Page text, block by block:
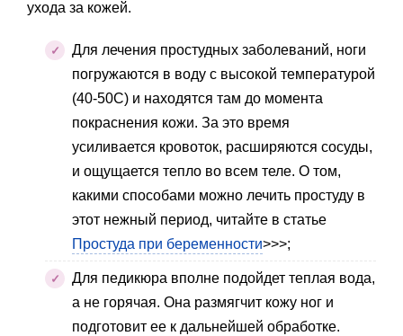
ухода за кожей.
Для лечения простудных заболеваний, ноги
погружаются в воду с высокой температурой
(40-50С) и находятся там до момента
покраснения кожи. За это время
усиливается кровоток, расширяются сосуды,
и ощущается тепло во всем теле. О том,
какими способами можно лечить простуду в
этот нежный период, читайте в статье
Простуда при беременности>>>;
Для педикюра вполне подойдет теплая вода,
а не горячая. Она размягчит кожу ног и
подготовит ее к дальнейшей обработке.